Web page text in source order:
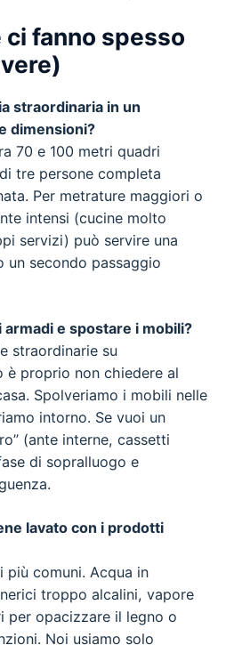
ci fanno spesso
straordinaria in un
dimensioni?
70 e 100 metri quadri
tre persone completa
Per metrature maggiori o
intensi (cucine molto
servizi) può servire una
un secondo passaggio
e spostare i mobili?
straordinarie su
è proprio non chiedere al
Spolveriamo i mobili nelle
intorno. Se vuoi un
(ante interne, cassetti
di sopralluogo e
lavato con i prodotti
più comuni. Acqua in
troppo alcalini, vapore
opacizzare il legno o
Noi usiamo solo